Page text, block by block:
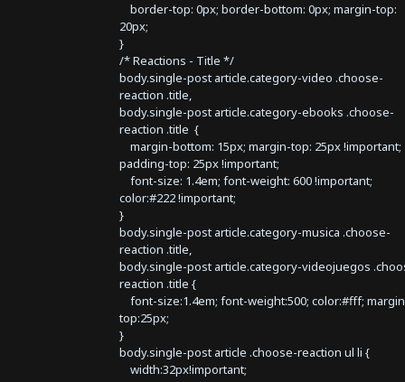
border-top: 0px; border-bottom: 0px; margin-top:
20px;
}
/* Reactions - Title */
body.single-post article.category-video .choose-
reaction .title,
body.single-post article.category-ebooks .choose-
reaction .title {
margin-bottom: 15px; margin-top: 25px !important;
padding-top: 25px !important;
font-size: 1.4em; font-weight: 600 !important;
color:#222 !important;
}
body.single-post article.category-musica .choose-
reaction .title,
body.single-post article.category-videojuegos
reaction .title {
font-size:1.4em; font-weight:500; color:#fff;
top:25px;
}
body.single-post article .choose-reaction ul li {
width:32px!important;